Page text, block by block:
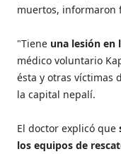
muertos, informaron
"Tiene una lesión en
médico voluntario
ésta y otras víctimas
la capital nepalí.
El doctor explicó que
los equipos de